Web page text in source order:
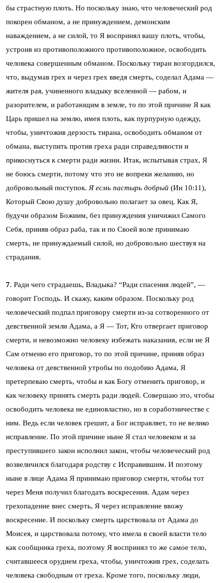
бы страстную плоть. Но поскольку знаю, что человеческий род
покорен обманом, а не принуждением, демонским
наваждением, а не силой, то Я воспринял вашу плоть, чтобы,
устроив из противоположного противоположное, освободить
человека совершенным обманом. Поскольку тиран возгордился,
что, выдумав грех и через грех введя смерть, соделал Адама —
жителя рая, учиненного владыку вселенной — рабом, и
разорителем, и работающим в земле, то по этой причине Я как
Царь пришел на землю, имея плоть, как пурпурную одежду,
чтобы, уничтожив дерзость тирана, освободить обманом от
обмана, выступить против греха ради справедливости и
прикоснуться к смерти ради жизни. Итак, испытывая страх, Я
не боюсь смерти, потому что это не вопреки желанию, но
добровольный поступок.Я есмь пастырь добрый (Ин 10:11),
Который Свою душу добровольно полагает за овец. Как Я,
будучи образом Божиим, без принуждения уничижил Самого
Себя, приняв образ раба, так и по Своей воле принимаю
смерть, не принуждаемый силой, но добровольно шествуя на
страдания.
7. Ради чего страдаешь, Владыка? “Ради спасения людей”, —
говорит Господь. И скажу, каким образом. Поскольку род
человеческий подпал приговору смерти из-за сотворенного от
девственной земли Адама, а Я — Тот, Кто отвергает приговор
смерти, и невозможно человеку избежать наказания, если не Я
Сам отменю его приговор, то по этой причине, приняв образ
человека от девственной утробы по подобию Адама, Я
претерпеваю смерть, чтобы и как Богу отменить приговор, и
как человеку принять смерть ради людей. Совершаю это, чтобы
освободить человека не единовластно, но в соработничестве с
ним. Ведь если человек грешит, а Бог исправляет, то не велико
исправление. По этой причине ныне Я стал человеком и за
преступившего закон исполнил закон, чтобы человеческий род
возвеличился благодаря родству с Исправившим. И поэтому
ныне в лице Адама Я принимаю приговор смерти, чтобы тот
через Меня получил благодать воскресения. Адам через
грехопадение внес смерть, Я через исправление ввожу
воскресение. И поскольку смерть царствовала от Адама до
Моисея, и царствовала потому, что имела в своей власти тело
как сообщника греха, поэтому Я воспринял то же самое тело,
считавшееся орудием греха, чтобы, уничтожив грех, соделать
человека свободным от греха. Кроме того, поскольку люди,